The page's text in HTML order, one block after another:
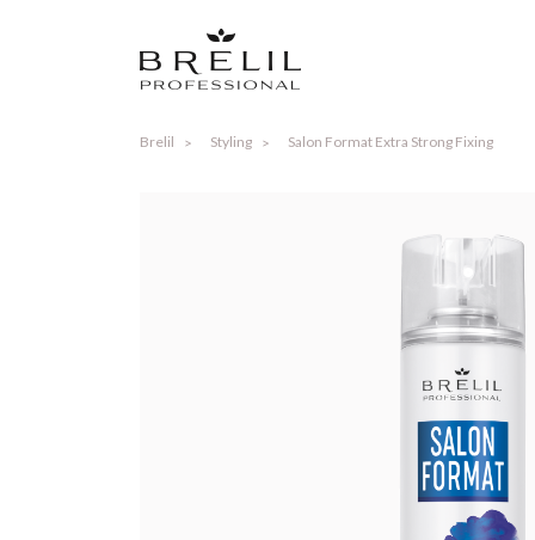
Brelil Styling Salon Format Extra Strong Fixing